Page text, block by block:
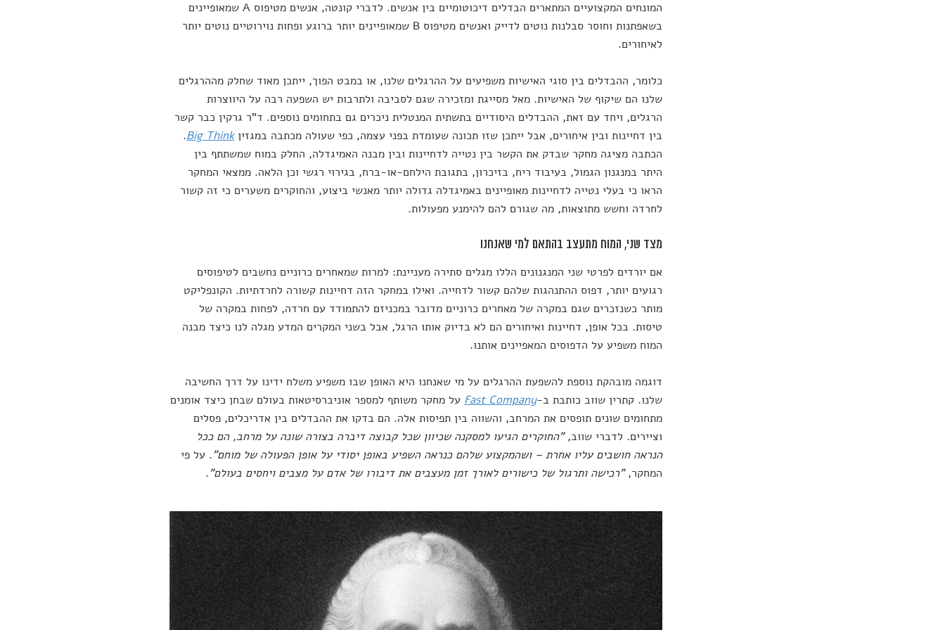
המונחים המקצועיים המתארים הבדלים דיכוטומיים בין אנשים. לדברי קונטה, אנשים מטיפוס A שמאופיינים
בשאפתנות וחוסר סבלנות נוטים לדייק ואנשים מטיפוס B שמאופיינים יותר ברוגע ופחות נוירוטיים נוטים יותר
לאיחורים.
כלומר, ההבדלים בין סוגי האישיות משפיעים על ההרגלים שלנו, או במבט הפוך, ייתכן מאוד שחלק מההרגלים
שלנו הם שיקוף של האישיות. מאל מסייגת ומזכירה שגם לסביבה ולתרבות יש השפעה רבה על היווצרות
הרגלים, ויחד עם זאת, ההבדלים היסודיים בתשתית המנטלית ניכרים גם בתחומים נוספים. ד"ר גרקין כבר קשר
בין דחיינות ובין איחורים, אבל ייתכן שזו תכונה שעומדת בפני עצמה, כפי שעולה מכתבה במגזיןBig Think
.
הכתבה מציגה מחקר שבדק את הקשר בין נטייה לדחיינות ובין מבנה האמיגדלה, החלק במוח שמשתתף בין
היתר במנגנון הגמול, בעיבוד ריח, בזיכרון, בתגובת הילחם-או-ברח, בגירוי רגשי וכן הלאה. ממצאי המחקר
הראו כי בעלי נטייה לדחיינות מאופיינים באמיגדלה גדולה יותר מאנשי ביצוע, והחוקרים משערים כי זה קשור
לחרדה וחשש מתוצאות, מה שגורם להם להימנע מפעולות.
מצד שני, המוח מתעצב בהתאם למי שאנחנו
אם יורדים לפרטי שני המנגנונים הללו מגלים סתירה מעניינת: למרות שמאחרים כרוניים נחשבים לטיפוסים
רגועים יותר, דפוס ההתנהגות שלהם קשור לדחייה. ואילו במחקר הזה דחיינות קשורה לחרדתיות. הקונפליקט
מותר כשנזכרים שגם במקרה של מאחרים כרוניים מדובר במכניזם להתמודד עם חרדה, לפחות במקרה של
טיסות. בכל אופן, דחיינות ואיחורים הם לא בדיוק אותו הרגל, אבל בשני המקרים המדע מגלה לנו כיצד מבנה
המוח משפיע על הדפוסים המאפיינים אותנו.
דוגמה מובהקת נוספת להשפעת ההרגלים על מי שאנחנו היא האופן שבו משפיע משלח ידינו על דרך החשיבה
שלנו. קתרין שווב כותבת ב-Fast Company על מחקר משותף למספר אוניברסיטאות בעולם שבחן כיצד אומנים
מתחומים שונים תופסים את המרחב, והשווה בין תפיסות אלה. הם בדקו את ההבדלים בין אדריכלים, פסלים
וציירים. לדברי שווב,"החוקרים הגיעו למסקנה שכיוון שכל קבוצה דיברה בצורה שונה על מרחב, הם ככל
הנראה חושבים עליו אחרת – ושהמקצוע שלהם כנראה השפיע באופן יסודי על אופן הפעולה של מוחם". על פי
המחקר,"רכישה ותרגול של כישורים לאורך זמן מעצבים את דיבורו של אדם על מצבים ויחסים בעולם".